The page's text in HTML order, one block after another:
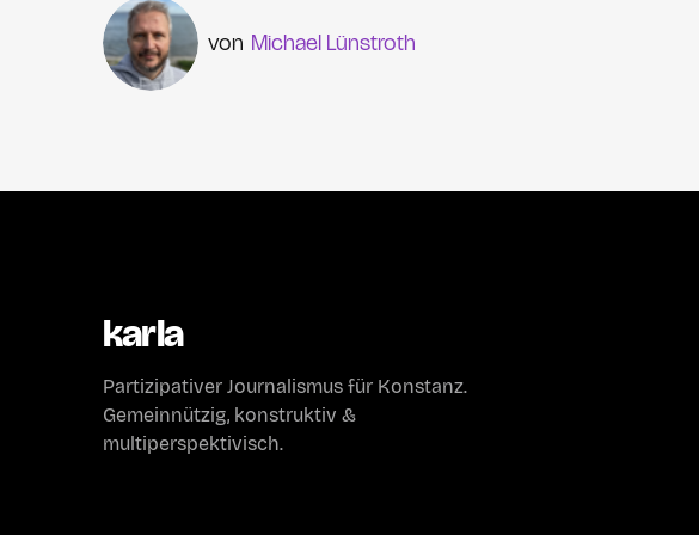
Michael Lünstroth
karla
Partizipativer Journalismus für Konstanz.
Gemeinnützig, konstruktiv &
multiperspektivisch.